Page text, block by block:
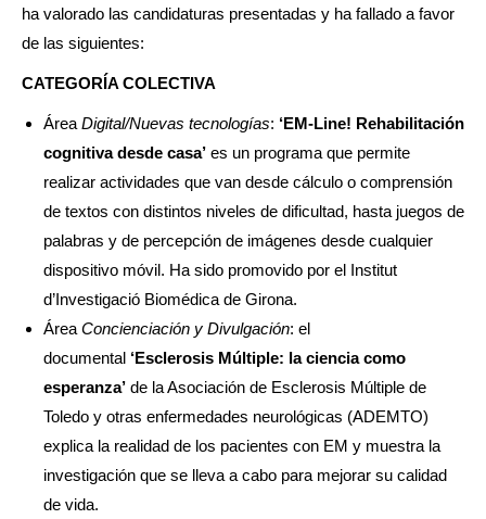
ha valorado las candidaturas presentadas y ha fallado a favor
de las siguientes:
CATEGORÍA COLECTIVA
Área Digital/Nuevas tecnologías: ‘EM-Line! Rehabilitación
cognitiva desde casa’ es un programa que permite
realizar actividades que van desde cálculo o comprensión
de textos con distintos niveles de dificultad, hasta juegos de
palabras y de percepción de imágenes desde cualquier
dispositivo móvil. Ha sido promovido por el Institut
d’Investigació Biomédica de Girona.
Área Concienciación y Divulgación: el
documental ‘Esclerosis Múltiple: la ciencia como
esperanza’ de la Asociación de Esclerosis Múltiple de
Toledo y otras enfermedades neurológicas (ADEMTO)
explica la realidad de los pacientes con EM y muestra la
investigación que se lleva a cabo para mejorar su calidad
de vida.